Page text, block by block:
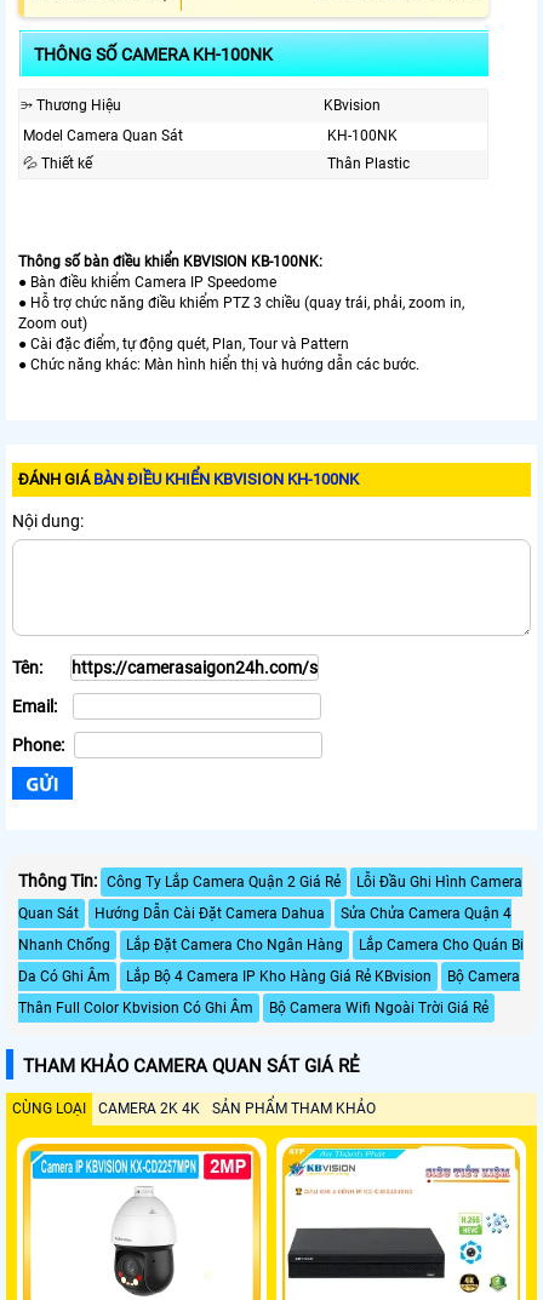
THÔNG SỐ CAMERA KH-100NK
⭄ Thương Hiệu
KBvision
Model Camera Quan Sát
KH-100NK
💦 Thiết kế
Thân Plastic
Thông số bàn điều khiển KBVISION KB-100NK:
● Bàn điều khiểm Camera IP Speedome
● Hỗ trợ chức năng điều khiểm PTZ 3 chiều (quay trái, phải, zoom in,
Zoom out)
● Cài đặc điểm, tự động quét, Plan, Tour và Pattern
● Chức năng khác: Màn hình hiển thị và hướng dẫn các bước.
ĐÁNH GIÁ BÀN ĐIỀU KHIỂN KBVISION KH-100NK
Nội dung:
Tên:
Email:
Phone:
Thông Tin: Công Ty Lắp Camera Quận 2 Giá Rẻ
Lỗi Đầu Ghi Hình Camera
Quan Sát
Hướng Dẫn Cài Đặt Camera Dahua
Sửa Chửa Camera Quận 4
Nhanh Chống
Lắp Đặt Camera Cho Ngân Hàng
Lắp Camera Cho Quán Bi
Da Có Ghi Âm
Lắp Bộ 4 Camera IP Kho Hàng Giá Rẻ KBvision
Bộ Camera
Thân Full Color Kbvision Có Ghi Âm
Bộ Camera Wifi Ngoài Trời Giá Rẻ
THAM KHẢO CAMERA QUAN SÁT GIÁ RẺ
CÙNG LOẠI CAMERA 2K 4K SẢN PHẨM THAM KHẢO